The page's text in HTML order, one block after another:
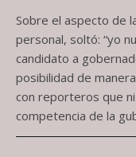
Sobre el aspecto de
personal, soltó: “yo
candidato a
posibilidad de
con reporteros que
competencia de la